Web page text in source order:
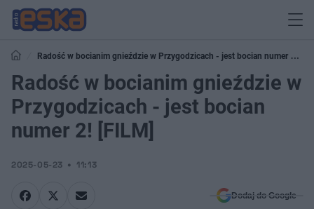
Radość w bocianim gnieździe w Przygodzicach - jest bocian numer 2!
[FILM]
Radość w bocianim gnieździe w
Przygodzicach - jest bocian
numer 2! [FILM]
2025-05-23 11:13
Dodaj do Google